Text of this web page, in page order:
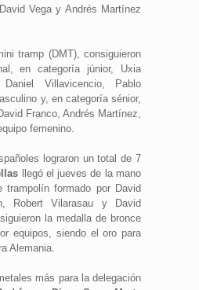
Vega y Andrés Martínez
tramp (DMT), consiguieron
en categoría júnior, Uxia
Villavicencio, Pablo
y, en categoría sénior,
Franco, Andrés Martínez,
femenino.
lograron un total de 7
llegó el jueves de la mano
trampolín formado por David
Robert Vilarasau y David
la medalla de bronce
equipos, siendo el oro para
Alemania.
más para la delegación